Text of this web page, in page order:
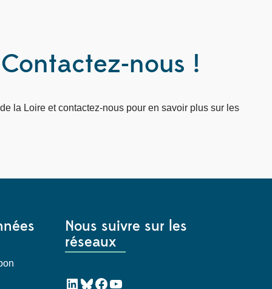
nous !
la Loire et contactez-nous pour en savoir plus sur les
Nous suivre sur les
réseaux
LinkedIn
Bluesky
Facebook
YouTube